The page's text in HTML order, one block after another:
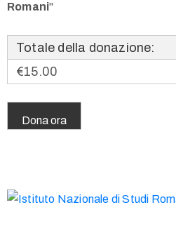
Romani"
Totale della donazione:
€15.00